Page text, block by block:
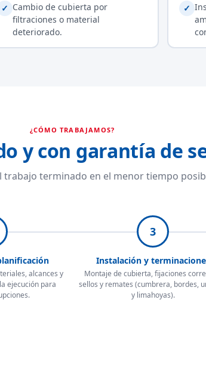
✓ Cambio de cubierta por
filtraciones o material
deteriorado.
✓
¿CÓMO TRABAJAMOS?
y con garantía de
trabajo terminado en el menor tiempo
alcances y
ejecución para
3
Instalación y
Montaje de cubierta, fijaciones
sellos y remates (cumbrera, bordes,
y limahoyas).